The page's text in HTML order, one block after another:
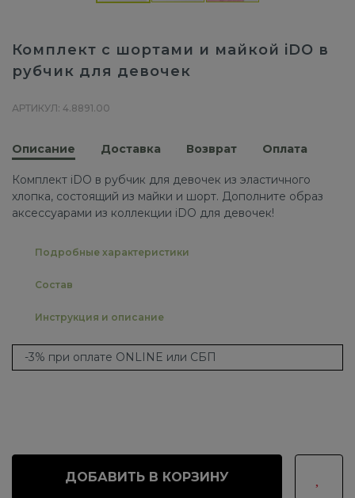
Комплект с шортами и майкой iDO в
рубчик для девочек
АРТИКУЛ: 4.8891.00
Описание Доставка Возврат Оплата
Комплект iDO в рубчик для девочек из эластичного
хлопка, состоящий из майки и шорт. Дополните образ
аксессуарами из коллекции iDO для девочек!
Подробные характеристики
Состав
Инструкция и описание
-3% при оплате ONLINE или СБП
ДОБАВИТЬ В КОРЗИНУ